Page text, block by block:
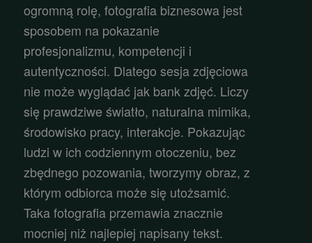
ogromną rolę, fotografia biznesowa jest
sposobem na pokazanie
profesjonalizmu, kompetencji i
autentyczności. Dlatego sesja zdjęciowa
nie może wyglądać jak bank zdjęć. Liczy
się prawdziwe światło, naturalna mimika,
środowisko pracy, interakcje. Pokazując
ludzi w ich codziennym otoczeniu, bez
zbędnego pozowania, tworzymy obraz, z
którym odbiorca może się utożsamić.
Taka fotografia przemawia znacznie
mocniej niż najlepiej napisany tekst.